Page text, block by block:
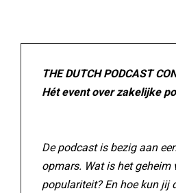
THE DUTCH PODCAST
Hét event over zakelijke
De podcast is bezig aan
opmars. Wat is het geheim
populariteit? En hoe kun jij